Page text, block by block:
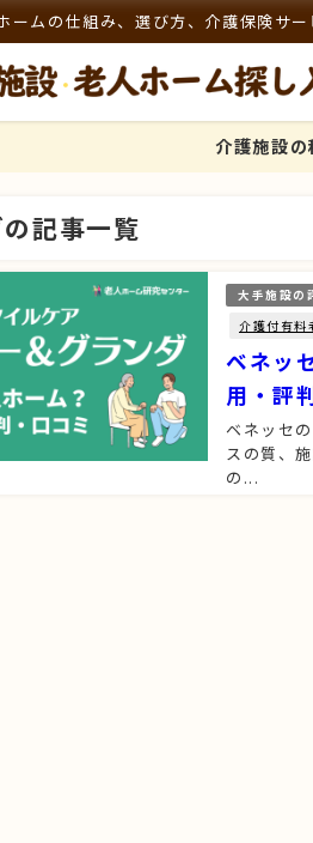
ームの仕組み、選び方、介護保険サ
介護施設の
記事一覧
大手施設の
介護付有料
ベネッ
用・評
ベネッセ
スの質、
の...